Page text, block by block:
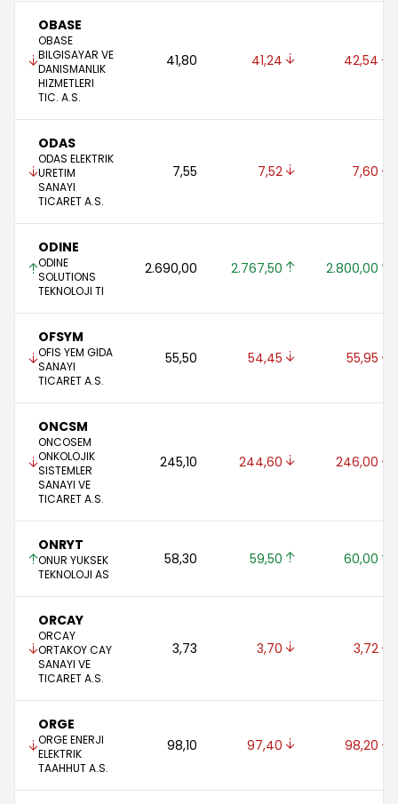
OBASE
OBASE
BILGISAYAR VE
DANISMANLIK
HIZMETLERI
TIC. A.S.
41,80 41,24 42,54
ODAS
ODAS ELEKTRIK
URETIM
SANAYI
TICARET A.S.
7,55 7,52 7,60
ODINE
ODINE
SOLUTIONS
TEKNOLOJI TI
2.690,00 2.767,50 2.800,00
OFSYM
OFIS YEM GIDA
SANAYI
TICARET A.S.
55,50 54,45 55,95
ONCSM
ONCOSEM
ONKOLOJIK
SISTEMLER
SANAYI VE
TICARET A.S.
245,10 244,60 246,00
ONRYT
ONUR YUKSEK
TEKNOLOJI AS
58,30 59,50 60,00
ORCAY
ORCAY
ORTAKOY CAY
SANAYI VE
TICARET A.S.
3,73 3,70 3,72
ORGE
ORGE ENERJI
ELEKTRIK
TAAHHUT A.S.
98,10 97,40 98,20